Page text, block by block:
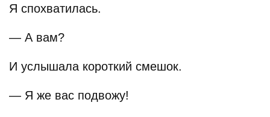
Я спохватилась.
— А вам?
И услышала короткий смешок.
— Я же вас подвожу!